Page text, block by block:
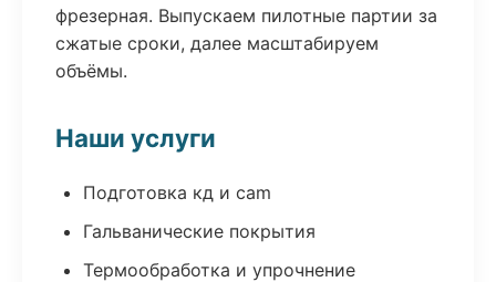
фрезерная. Выпускаем пилотные партии за
сжатые сроки, далее масштабируем
объёмы.
Наши услуги
Подготовка кд и cam
Гальванические покрытия
Термообработка и упрочнение